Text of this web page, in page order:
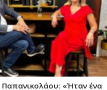
Παπανικολάου: «Ήταν ένα